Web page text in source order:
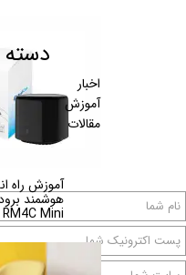
آموزش راه
RM4C Mini
اخبار
آموزش
مقالات